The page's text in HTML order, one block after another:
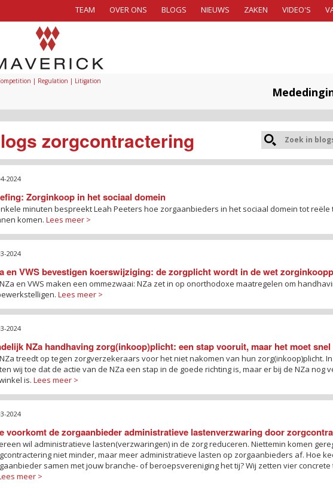
TEAM OVER ONS BLOGS NIEUWS ZAKEN VIDEO'S
| Regulation | Litigation
zorgcontractering
2024
Zorginkoop in het sociaal domein
minuten bespreekt Leah Peeters hoe zorgaanbieders in het sociaal domein tot reële
komen. Lees meer >
2024
en VWS bevestigen koerswijziging: de zorgplicht wordt in de wet
en VWS maken een ommezwaai: NZa zet in op onorthodoxe maatregelen om
Lees meer >
2024
NZa handhaving zorg(inkoop)plicht: een stap vooruit, maar het moet
treedt op tegen zorgverzekeraars voor het niet nakomen van hun zorg(inkoop)plicht.
wij toe dat de actie van de NZa een stap in de goede richting is, maar er bij de NZa nog
is. Lees meer >
2024
voorkomt de zorgaanbieder administratieve lastenverzwaring door
wil administratieve lasten(verzwaringen) in de zorg reduceren. Niettemin komen
niet minder, maar meer administratieve lasten op zorgaanbieders af. Hoe
samen met jouw branche- of beroepsvereniging het tij? Wij zetten vier concrete
meer >